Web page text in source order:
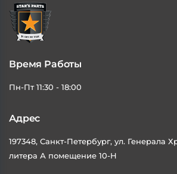
Время Работы
Пн-Пт 11:30 - 18:00
Адрес
197348, Санкт-Петербург, ул. Генерала
литера А помещение 10-Н